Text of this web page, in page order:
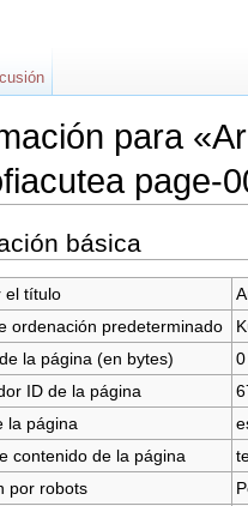
para
page-
básica
el título
ordenación predeterminado
la página (en bytes)
0
ID de la página
la página
contenido de la página
por robots